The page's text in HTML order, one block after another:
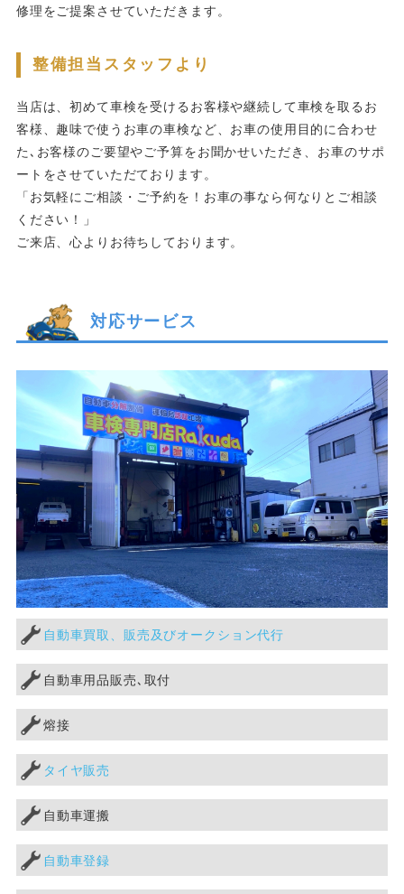
修理をご提案させていただきます。
整備担当スタッフより
当店は、初めて車検を受けるお客様や継続して車検を取るお
客様、趣味で使うお車の車検など、お車の使用目的に合わせ
た､お客様のご要望やご予算をお聞かせいただき、お車のサポ
ートをさせていただております。
「お気軽にご相談・ご予約を！お車の事なら何なりとご相談
ください！」
ご来店、心よりお待ちしております。
対応サービス
自動車買取、販売及びオークション代行
自動車用品販売､取付
熔接
タイヤ販売
自動車運搬
自動車登録